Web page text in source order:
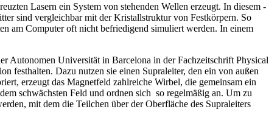
Lasern ein System von stehenden Wellen erzeugt. In diesem -
sind vergleichbar mit der Kristallstruktur von Festkörpern. So
am Computer oft nicht befriedigend simuliert werden. In einem
Autonomen Universität in Barcelona in der Fachzeitschrift Physical
festhalten. Dazu nutzen sie einen Supraleiter, den ein von außen
erzeugt das Magnetfeld zahlreiche Wirbel, die gemeinsam ein
schwächsten Feld und ordnen sich so regelmäßig an. Um zu
mit dem die Teilchen über der Oberfläche des Supraleiters